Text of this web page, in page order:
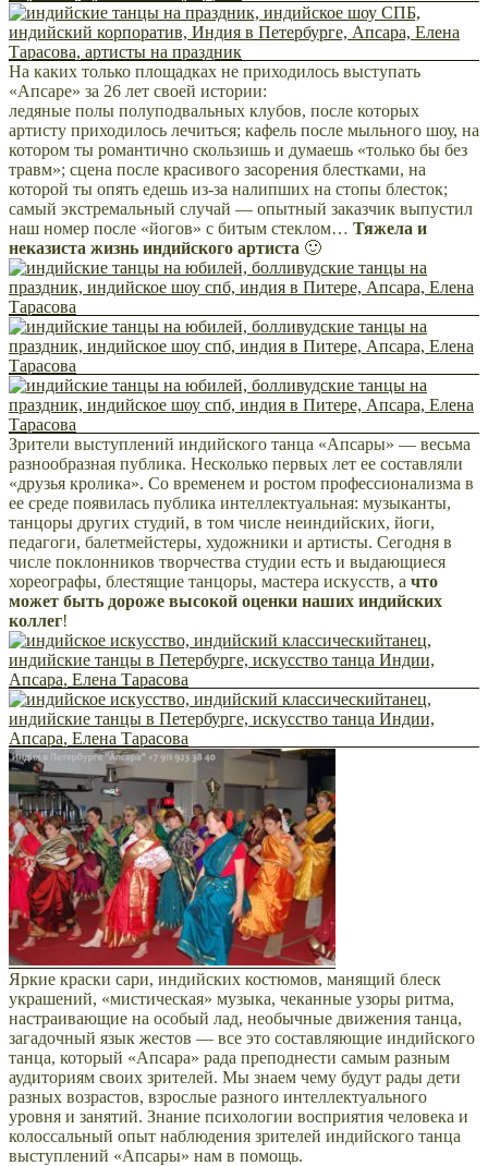
На каких только площадках не приходилось выступать
«Апсаре» за 26 лет своей истории:
ледяные полы полуподвальных клубов, после которых
артисту приходилось лечиться; кафель после мыльного шоу, на
котором ты романтично скользишь и думаешь «только бы без
травм»; сцена после красивого засорения блестками, на
которой ты опять едешь из-за налипших на стопы блесток;
самый экстремальный случай — опытный заказчик выпустил
наш номер после «йогов» с битым стеклом… Тяжела и
неказиста жизнь индийского артиста 🙂
Зрители выступлений индийского танца «Апсары» — весьма
разнообразная публика. Несколько первых лет ее составляли
«друзья кролика». Со временем и ростом профессионализма в
ее среде появилась публика интеллектуальная: музыканты,
танцоры других студий, в том числе неиндийских, йоги,
педагоги, балетмейстеры, художники и артисты. Сегодня в
числе поклонников творчества студии есть и выдающиеся
хореографы, блестящие танцоры, мастера искусств, а что
может быть дороже высокой оценки наших индийских
коллег!
Яркие краски сари, индийских костюмов, манящий блеск
украшений, «мистическая» музыка, чеканные узоры ритма,
настраивающие на особый лад, необычные движения танца,
загадочный язык жестов — все это составляющие индийского
танца, который «Апсара» рада преподнести самым разным
аудиториям своих зрителей. Мы знаем чему будут рады дети
разных возрастов, взрослые разного интеллектуального
уровня и занятий. Знание психологии восприятия человека и
колоссальный опыт наблюдения зрителей индийского танца
выступлений «Апсары» нам в помощь.